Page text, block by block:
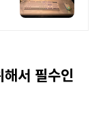
서 필수인